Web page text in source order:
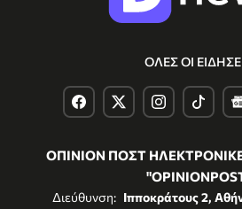
ΟΛΕΣ ΟΙ
ΟΠΙΝΙΟΝ ΠΟΣΤ
Διεύθυνση: Ιπποκράτους 2,